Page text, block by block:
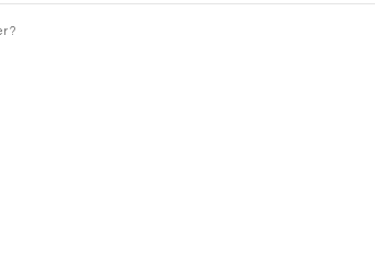
?